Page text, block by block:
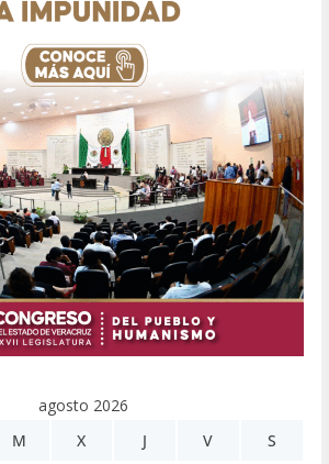
agosto 2026
M X J V S